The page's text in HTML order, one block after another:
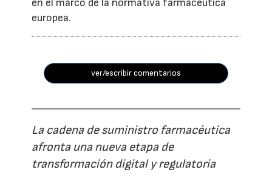
en el marco de la normativa farmacéutica
europea.
ver/escribir comentarios
La cadena de suministro farmacéutica
afronta una nueva etapa de
transformación digital y regulatoria